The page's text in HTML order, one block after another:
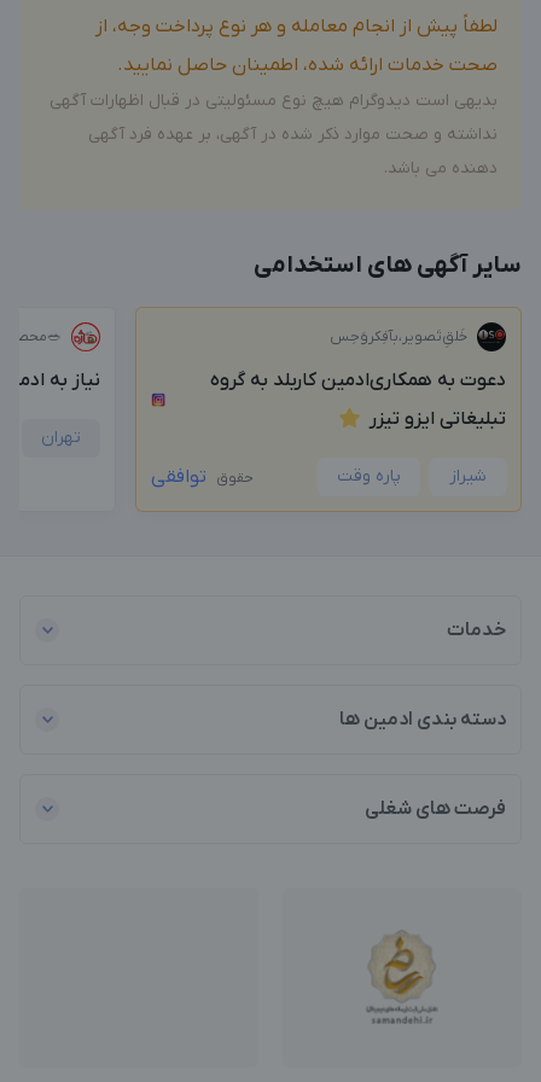
لطفاً پیش از انجام معامله و هر نوع پرداخت وجه، از
صحت خدمات ارائه شده، اطمینان حاصل نمایید.
بدیهی است دیدوگرام هیچ نوع مسئولیتی در قبال اظهارات آگهی
نداشته و صحت موارد ذکر شده در آگهی، بر عهده فرد آگهی
دهنده می باشد.
سایر آگهی های استخدامی
خَلق‌ِتَصویر،بآفِکروَحِس
دعوت به همکاری‌ادمین کاربلد به گروه
تبلیغاتی ایزو تیزر
شیراز پاره وقت حقوق توافقی
نیاز به
تهران
خدمات
دسته بندی ادمین ها
فرصت های شغلی